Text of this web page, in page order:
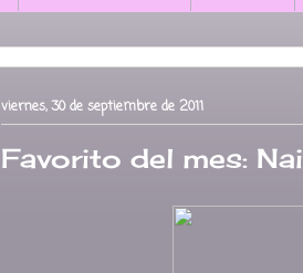
viernes, 30 de septiembre de 2011
Favorito del mes: